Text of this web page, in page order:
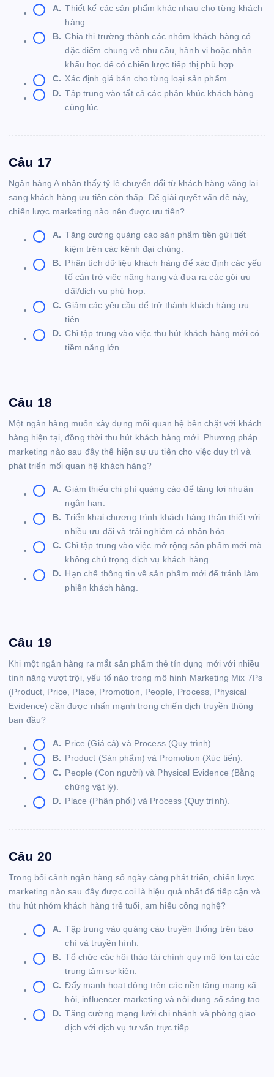
A. Thiết kế các sản phẩm khác nhau cho từng khách
hàng.
B. Chia thị trường thành các nhóm khách hàng có
đặc điểm chung về nhu cầu, hành vi hoặc nhân
khẩu học để có chiến lược tiếp thị phù hợp.
C. Xác định giá bán cho từng loại sản phẩm.
D. Tập trung vào tất cả các phân khúc khách hàng
cùng lúc.
Câu 17
Ngân hàng A nhận thấy tỷ lệ chuyển đổi từ khách hàng vãng lai
sang khách hàng ưu tiên còn thấp. Để giải quyết vấn đề này,
chiến lược marketing nào nên được ưu tiên?
A. Tăng cường quảng cáo sản phẩm tiền gửi tiết
kiệm trên các kênh đại chúng.
B. Phân tích dữ liệu khách hàng để xác định các yếu
tố cản trở việc nâng hạng và đưa ra các gói ưu
đãi/dịch vụ phù hợp.
C. Giảm các yêu cầu để trở thành khách hàng ưu
tiên.
D. Chỉ tập trung vào việc thu hút khách hàng mới có
tiềm năng lớn.
Câu 18
Một ngân hàng muốn xây dựng mối quan hệ bền chặt với khách
hàng hiện tại, đồng thời thu hút khách hàng mới. Phương pháp
marketing nào sau đây thể hiện sự ưu tiên cho việc duy trì và
phát triển mối quan hệ khách hàng?
A. Giảm thiểu chi phí quảng cáo để tăng lợi nhuận
ngắn hạn.
B. Triển khai chương trình khách hàng thân thiết với
nhiều ưu đãi và trải nghiệm cá nhân hóa.
C. Chỉ tập trung vào việc mở rộng sản phẩm mới mà
không chú trọng dịch vụ khách hàng.
D. Hạn chế thông tin về sản phẩm mới để tránh làm
phiền khách hàng.
Câu 19
Khi một ngân hàng ra mắt sản phẩm thẻ tín dụng mới với nhiều
tính năng vượt trội, yếu tố nào trong mô hình Marketing Mix 7Ps
(Product, Price, Place, Promotion, People, Process, Physical
Evidence) cần được nhấn mạnh trong chiến dịch truyền thông
ban đầu?
A. Price (Giá cả) và Process (Quy trình).
B. Product (Sản phẩm) và Promotion (Xúc tiến).
C. People (Con người) và Physical Evidence (Bằng
chứng vật lý).
D. Place (Phân phối) và Process (Quy trình).
Câu 20
Trong bối cảnh ngân hàng số ngày càng phát triển, chiến lược
marketing nào sau đây được coi là hiệu quả nhất để tiếp cận và
thu hút nhóm khách hàng trẻ tuổi, am hiểu công nghệ?
A. Tập trung vào quảng cáo truyền thống trên báo
chí và truyền hình.
B. Tổ chức các hội thảo tài chính quy mô lớn tại các
trung tâm sự kiện.
C. Đẩy mạnh hoạt động trên các nền tảng mạng xã
hội, influencer marketing và nội dung số sáng tạo.
D. Tăng cường mạng lưới chi nhánh và phòng giao
dịch với dịch vụ tư vấn trực tiếp.